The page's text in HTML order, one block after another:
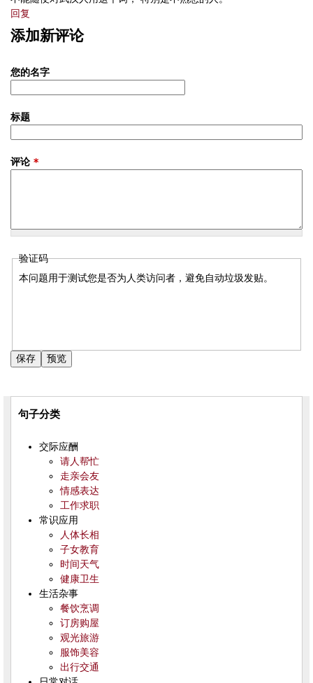
回复
添加新评论
您的名字
标题
评论 *
验证码
本问题用于测试您是否为人类访问者，避免自动垃圾发贴。
句子分类
交际应酬
请人帮忙
走亲会友
情感表达
工作求职
常识应用
人体长相
子女教育
时间天气
健康卫生
生活杂事
餐饮烹调
订房购屋
观光旅游
服饰美容
出行交通